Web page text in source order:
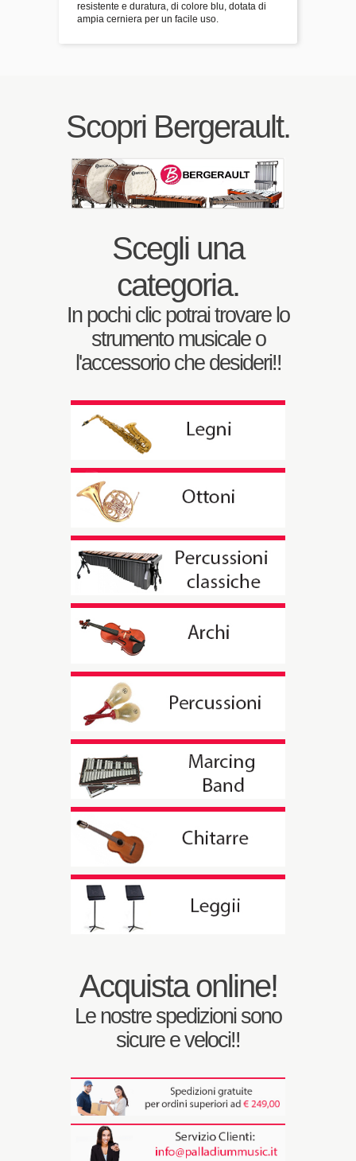
resistente e duratura, di colore blu, dotata di
ampia cerniera per un facile uso.
Scopri Bergerault.
Scegli una
categoria.
In pochi clic potrai trovare lo
strumento musicale o
l'accessorio che desideri!!
Acquista online!
Le nostre spedizioni sono
sicure e veloci!!